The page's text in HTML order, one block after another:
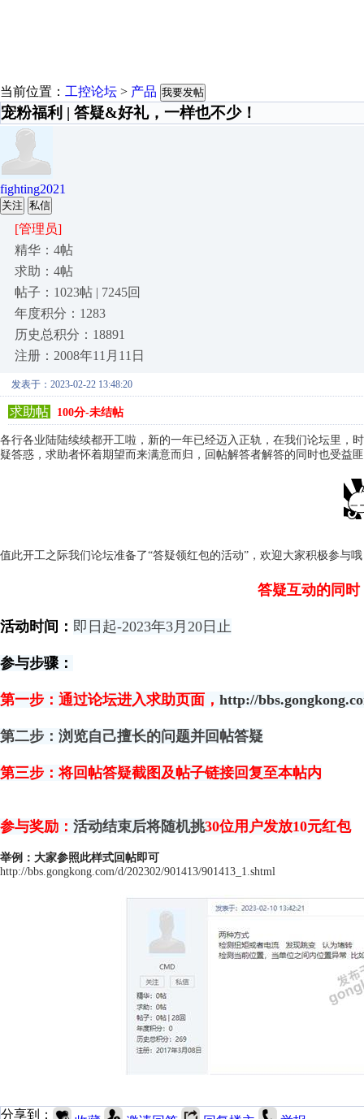
当前位置： 工控论坛 > 产品 我要发帖
宠粉福利 | 答疑&好礼，一样也不少！
fighting2021
关注 私信
[管理员]
精华：4帖
求助：4帖
帖子：1023帖 | 7245回
年度积分：1283
历史总积分：18891
注册：2008年11月11日
发表于：2023-02-22 13:48:20
求助帖 100分-未结帖
各行各业陆陆续续都开工啦，新的一年已经迈入正轨，在我们论坛里，
疑答惑，求助者怀着期望而来满意而归，回帖解答者解答的同时也受益
值此开工之际我们论坛准备了“答疑领红包的活动”，欢迎大家积极参与哦
答疑互动的同
活动时间： 即日起-2023年3月20日止
参与步骤：
第一步：通过论坛进入求助页面， http://
第二步： 浏览自己擅长的问题并回帖答疑
第三步：将回帖答疑截图及帖子链接回复至本帖内
参与奖励： 活动结束后将随机挑30位用户发放10元红包
举例：大家参照此样式回帖即可
http://bbs.gongkong.com/d/202302/901413/901413_1.shtml
分享到：